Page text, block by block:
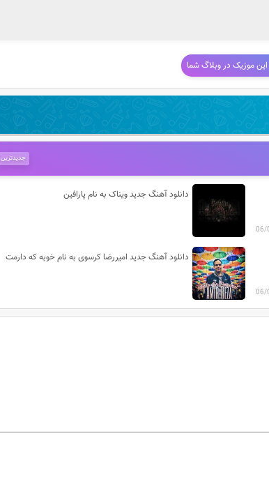
این موزیک در وبلاگ شما
جدیدترین
06/
دانلود آهنگ جدید ویناک به نام پارافین
06/
دانلود آهنگ جدید امیررضا کرسوی به نام خوبه که دارمت